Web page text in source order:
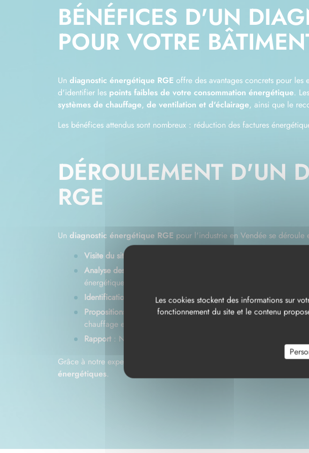
BÉNÉFICES D'UN
POUR VOTRE
Un diagnostic énergétique RGE offre des avantages concrets pour
d'identifier les points faibles de votre consommation énergétique.
systèmes de chauffage, de ventilation et d'éclairage, ainsi que le
Les bénéfices attendus sont nombreux : réduction des factures
DÉROULEMENT D'UN
RGE
Un diagnostic énergétique RGE pour l'industrie en Vendée se déroule
Visite du site
Analyse des consommations d'énergie
: Une étude minutieuse
énergétique.
Identification des points faibles: Nous repérons les inefficacités
Propositions de solutions: Sur la base de nos constats, nous
chauffage et d'éclairage, et le recours aux énergies renouvelables.
Rapport : Nous vous remettons un rapport complet, détaillant
Grâce à notre expertise et
, vous bénéficiez d'un
énergétiques.
Les cookies stockent des informations sur
fonctionnement du site et le contenu